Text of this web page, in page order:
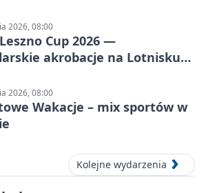
2026, 08:00
Cup 2026 —
akrobacje na Lotnisku
2026, 08:00
Wakacje – mix sportów w
Kolejne wydarzenia